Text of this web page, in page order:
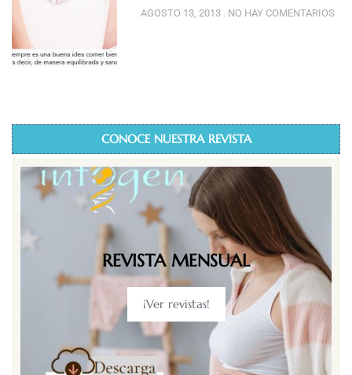
AGOSTO 13, 2013 NO HAY COMENTARIOS
CONOCE NUESTRA REVISTA
REVISTA MENSUAL
¡Ver revistas!